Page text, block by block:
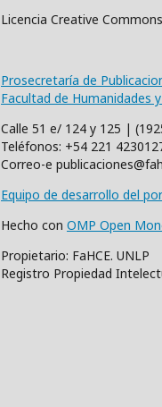
Licencia Creative
Prosecretaría de
Facultad de Humanidades
Calle 51 e/ 124 y 125 |
Teléfonos: +54 221
Correo-e
Equipo de desarrollo del
Hecho con OMP Open
Propietario: FaHCE. UNLP
Registro Propiedad